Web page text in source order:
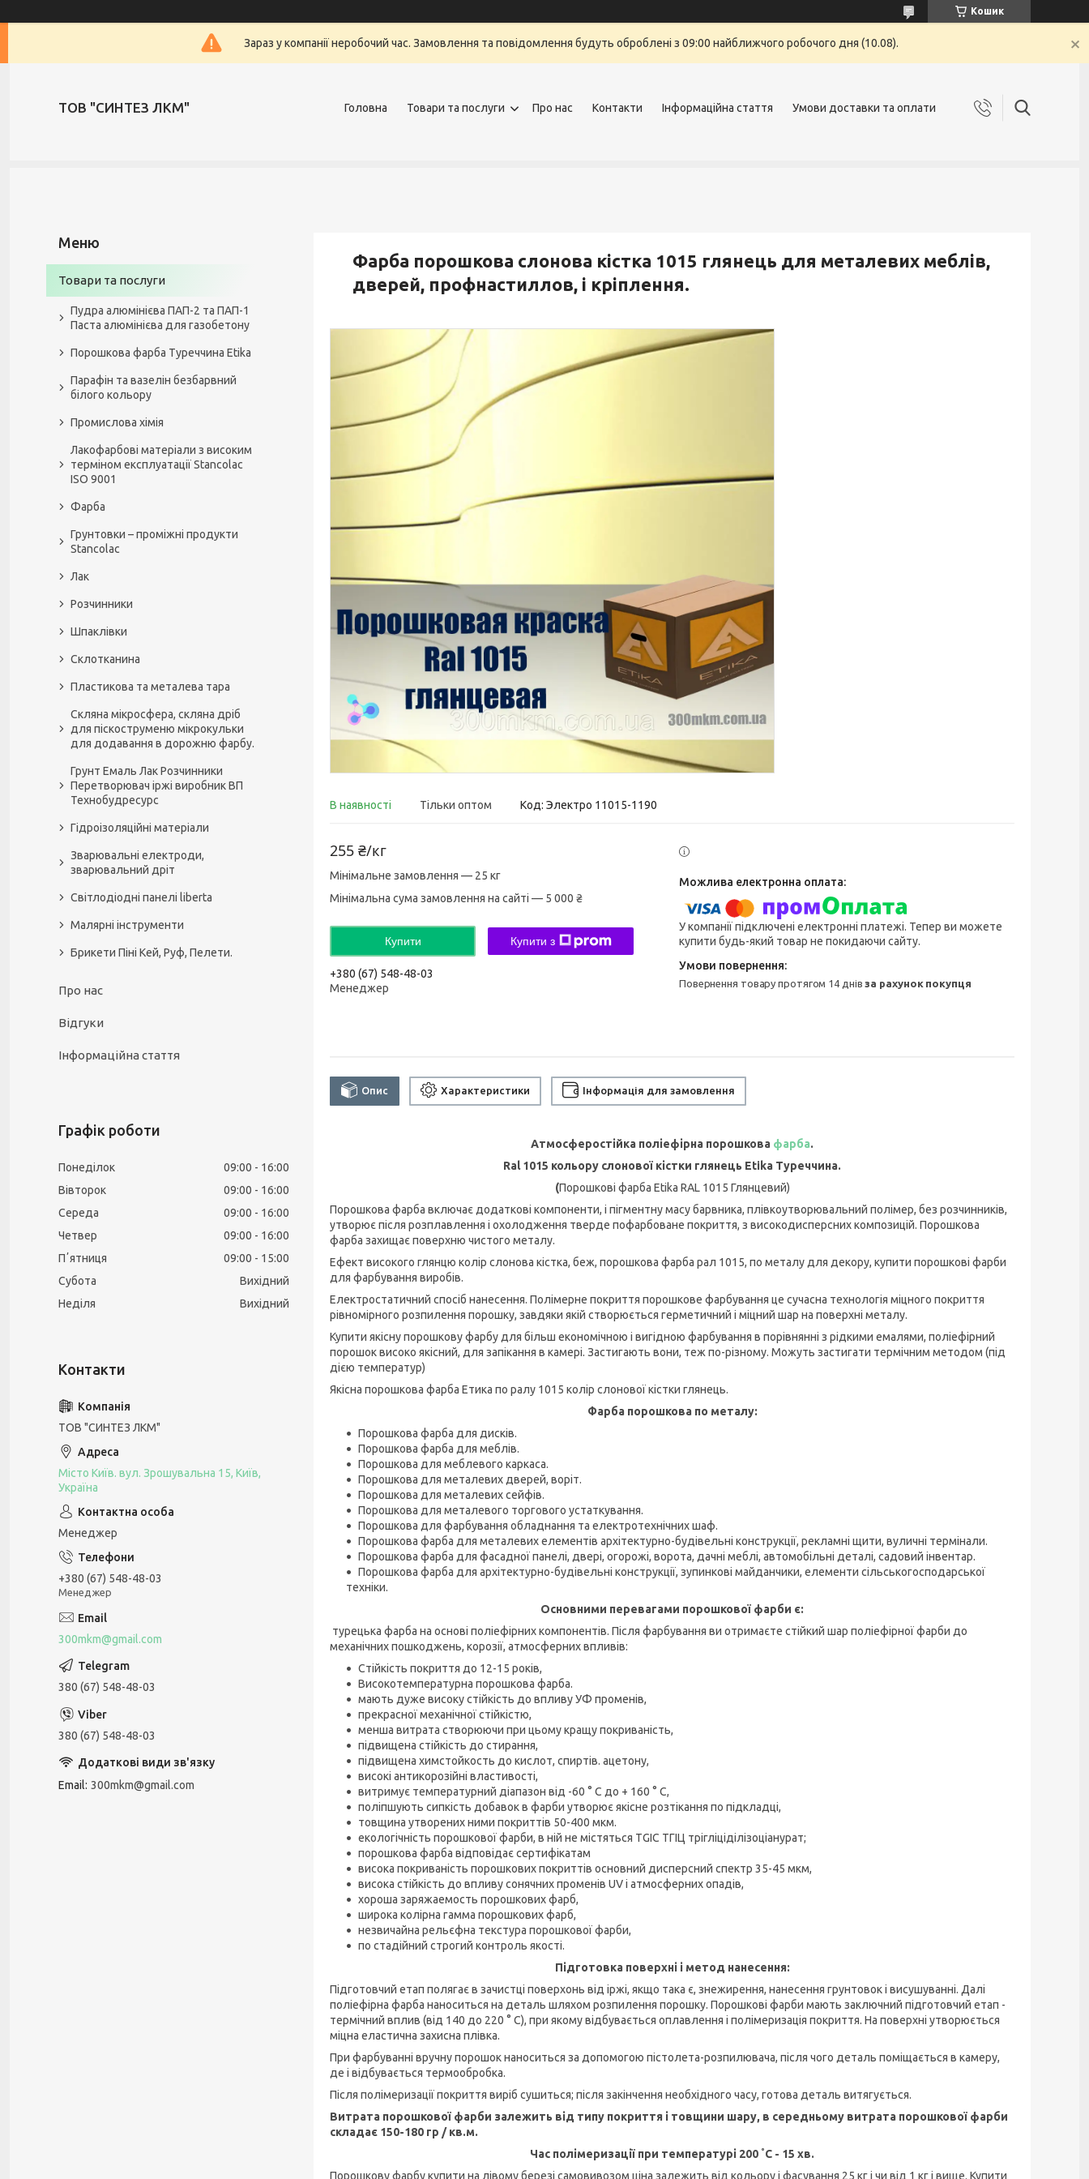
Кошик
Зараз у компанії неробочий час. Замовлення та повідомлення будуть оброблені з 09:00 найближчого робочого дня (10.08).
ТОВ "СИНТЕЗ ЛКМ" Головна Товари та послуги Про нас Контакти Інформаційна стаття Умови доставки та оплати
Фарба порошкова слонова кістка 1015 глянець для металевих меблів,
дверей, профнастиллов, і кріплення.
В наявності Тільки оптом Код: Электро 11015-1190
255 ₴/кг
Мінімальне замовлення — 25 кг
Мінімальна сума замовлення на сайті — 5 000 ₴
Купити Купити з
+380 (67) 548-48-03
Менеджер
У компанії підключені електронні платежі. Тепер ви можете
купити будь-який товар не покидаючи сайту.
повернення товару протягом 14 днівза рахунок покупця
Опис Характеристики Інформація для замовлення
Атмосферостійка поліефірна порошкова фарба.
Ral 1015 кольору слонової кістки глянець Etika Туреччина.
(Порошкові фарба Etika RAL 1015 Глянцевий)
Порошкова фарба включає додаткові компоненти, і пігментну масу барвника, плівкоутворювальний полімер, без розчинників,
утворює після розплавлення і охолодження тверде пофарбоване покриття, з високодисперсних композицій. Порошкова
фарба захищає поверхню чистого металу.
Ефект високого глянцю колір слонова кістка, беж, порошкова фарба рал 1015, по металу для декору, купити порошкові фарби
для фарбування виробів.
Електростатичний спосіб нанесення. Полімерне покриття порошкове фарбування це сучасна технологія міцного покриття
рівномірного розпилення порошку, завдяки якій створюється герметичний і міцний шар на поверхні металу.
Купити якісну порошкову фарбу для більш економічною і вигідною фарбування в порівнянні з рідкими емалями, поліефірний
порошок високо якісний, для запікання в камері. Застигають вони, теж по-різному. Можуть застигати термічним методом (під
дією температур)
Якісна порошкова фарба Етика по ралу 1015 колір слонової кістки глянець.
Фарба порошкова по металу:
Порошкова фарба для дисків.
Порошкова фарба для меблів.
Порошкова для меблевого каркаса.
Порошкова для металевих дверей, воріт.
Порошкова для металевих сейфів.
Порошкова для металевого торгового устаткування.
Порошкова для фарбування обладнання та електротехнічних шаф.
Порошкова фарба для металевих елементів архітектурно-будівельні конструкції, рекламні щити, вуличні термінали.
Порошкова фарба для фасадної панелі, двері, огорожі, ворота, дачні меблі, автомобільні деталі, садовий інвентар.
Порошкова фарба для архітектурно-будівельні конструкції, зупинкові майданчики, елементи сільськогосподарської
техніки.
Основними перевагами порошкової фарби є:
турецька фарба на основі поліефірних компонентів. Після фарбування ви отримаєте стійкий шар поліефірної фарби до
механічних пошкоджень, корозії, атмосферних впливів:
Стійкість покриття до 12-15 років,
Високотемпературна порошкова фарба.
мають дуже високу стійкість до впливу УФ променів,
прекрасної механічної стійкістю,
менша витрата створюючи при цьому кращу покриваність,
підвищена стійкість до стирання,
підвищена химстойкость до кислот, спиртів. ацетону,
високі антикорозійні властивості,
витримує температурний діапазон від -60 ° С до + 160 ° С,
поліпшують сипкість добавок в фарби утворює якісне розтікання по підкладці,
товщина утворених ними покриттів 50-400 мкм.
екологічність порошкової фарби, в ній не містяться TGIC ТГІЦ трігліціділізоціанурат;
порошкова фарба відповідає сертифікатам
висока покриваність порошкових покриттів основний дисперсний спектр 35-45 мкм,
висока стійкість до впливу сонячних променів UV і атмосферних опадів,
хороша заряжаемость порошкових фарб,
широка колірна гамма порошкових фарб,
незвичайна рельєфна текстура порошкової фарби,
по стадійний строгий контроль якості.
Підготовка поверхні і метод нанесення:
Підготовчий етап полягає в зачистці поверхонь від іржі, якщо така є, знежирення, нанесення грунтовок і висушуванні. Далі
поліефірна фарба наноситься на деталь шляхом розпилення порошку. Порошкові фарби мають заключний підготовчий етап -
термічний вплив (від 140 до 220 ° С), при якому відбувається оплавлення і полімеризація покриття. На поверхні утворюється
міцна еластична захисна плівка.
При фарбуванні вручну порошок наноситься за допомогою пістолета-розпилювача, після чого деталь поміщається в камеру,
де і відбувається термообробка.
Після полімеризації покриття виріб сушиться; після закінчення необхідного часу, готова деталь витягується.
Витрата порошкової фарби залежить від типу покриття і товщини шару, в середньому витрата порошкової фарби
складає 150-180 гр / кв.м.
Час полімеризації при температурі 200 ˚C - 15 хв.
Порошкову фарбу купити на лівому березі самовивозом ціна залежить від кольору і фасування 25 кг і чи від 1 кг і вище. Купити
Товари та послуги
Пудра алюмінієва ПАП-2 та ПАП-1
Паста алюмінієва для газобетону
Порошкова фарба Туреччина Etika
Парафін та вазелін безбарвний
білого кольору
Промислова хімія
Лакофарбові матеріали з високим
терміном експлуатації Stancolac
ISO 9001
Фарба
Грунтовки – проміжні продукти
Stancolac
Лак
Розчинники
Шпаклівки
Склотканина
Пластикова та металева тара
Скляна мікросфера, скляна дріб
для піскоструменю мікрокульки
для додавання в дорожню фарбу.
Грунт Емаль Лак Розчинники
Перетворювач іржі виробник ВП
Технобудресурс
Гідроізоляційні матеріали
Зварювальні електроди,
зварювальний дріт
Світлодіодні панелі liberta
Малярні інструменти
Брикети Піні Кей, Руф, Пелети.
Про нас
Відгуки
Інформаційна стаття
Графік роботи
Понеділок 09:00
16:00
Вівторок
09:00
16:00
Середа
09:00
16:00
Четвер
09:00
16:00
Пʼятниця
09:00
15:00
Субота
Вихідний
Неділя
Вихідний
ТОВ "СИНТЕЗ ЛКМ"
Місто Київ. вул. Зрошувальна 15, Київ,
Україна
Менеджер
+380 (67) 548-48-03
Менеджер
300mkm@gmail.com
380 (67) 548-48-03
380 (67) 548-48-03
Email 300mkm@gmail.com